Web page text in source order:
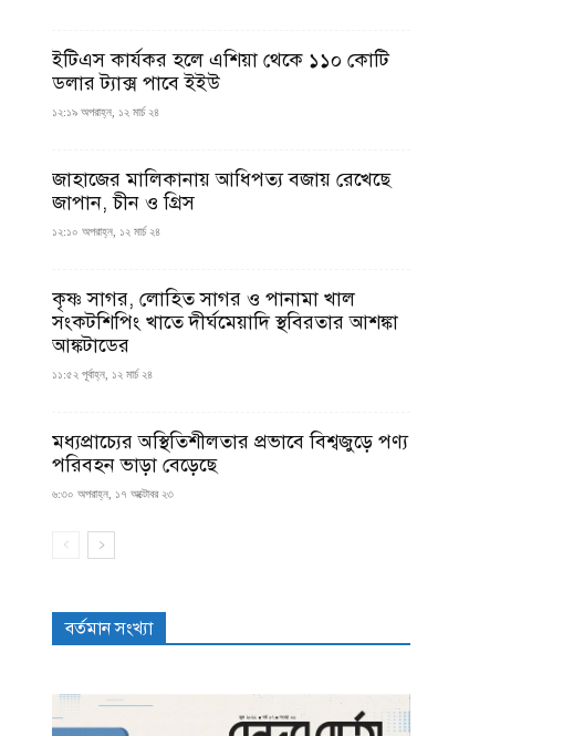
ইটিএস কার্যকর হলে এশিয়া থেকে ১১০ কোটি
ডলার ট্যাক্স পাবে ইইউ
১২:১৯ অপরাহ্ন, ১২ মার্চ ২৪
জাহাজের মালিকানায় আধিপত্য বজায় রেখেছে
জাপান, চীন ও গ্রিস
১২:১০ অপরাহ্ন, ১২ মার্চ ২৪
কৃষ্ণ সাগর, লোহিত সাগর ও পানামা খাল
সংকটশিপিং খাতে দীর্ঘমেয়াদি স্থবিরতার আশঙ্কা
আঙ্কটাডের
১১:৫২ পূর্বাহ্ন, ১২ মার্চ ২৪
মধ্যপ্রাচ্যের অস্থিতিশীলতার প্রভাবে বিশ্বজুড়ে পণ্য
পরিবহন ভাড়া বেড়েছে
৬:৩০ অপরাহ্ন, ১৭ অক্টোবর ২৩
বর্তমান সংখ্যা